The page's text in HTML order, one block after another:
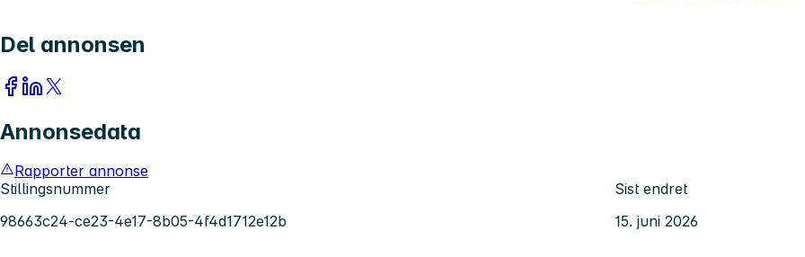
Del annonsen
Annonsedata
Rapporter annonse
Stillingsnummer
98663c24-ce23-4e17-8b05-4f4d1712e12b
Sist endret
15. juni 2026